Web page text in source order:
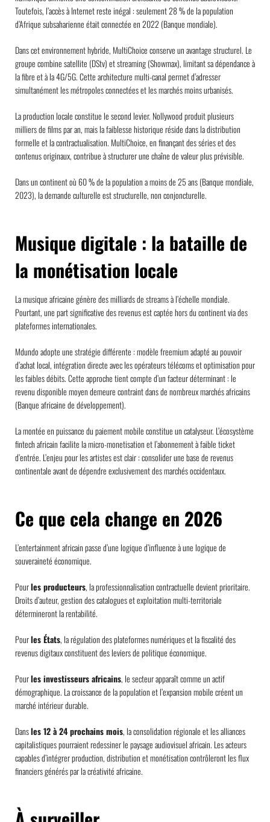
Toutefois, l’accès à Internet reste inégal : seulement 28 % de la population
d’Afrique subsaharienne était connectée en 2022 (Banque mondiale).
Dans cet environnement hybride, MultiChoice conserve un avantage structurel. Le
groupe combine satellite (DStv) et streaming (Showmax), limitant sa dépendance à
la fibre et à la 4G/5G. Cette architecture multi-canal permet d’adresser
simultanément les métropoles connectées et les marchés moins urbanisés.
La production locale constitue le second levier. Nollywood produit plusieurs
milliers de films par an, mais la faiblesse historique réside dans la distribution
formelle et la contractualisation. MultiChoice, en finançant des séries et des
contenus originaux, contribue à structurer une chaîne de valeur plus prévisible.
Dans un continent où 60 % de la population a moins de 25 ans (Banque mondiale,
2023), la demande culturelle est structurelle, non conjoncturelle.
Musique digitale : la bataille de
la monétisation locale
La musique africaine génère des milliards de streams à l’échelle mondiale.
Pourtant, une part significative des revenus est captée hors du continent via des
plateformes internationales.
Mdundo adopte une stratégie différente : modèle freemium adapté au pouvoir
d’achat local, intégration directe avec les opérateurs télécoms et optimisation pour
les faibles débits. Cette approche tient compte d’un facteur déterminant : le
revenu disponible moyen demeure contraint dans de nombreux marchés africains
(Banque africaine de développement).
La montée en puissance du paiement mobile constitue un catalyseur. L’écosystème
fintech africain facilite la micro-monetisation et l’abonnement à faible ticket
d’entrée. L’enjeu pour les artistes est clair : consolider une base de revenus
continentale avant de dépendre exclusivement des marchés occidentaux.
Ce que cela change en 2026
L’entertainment africain passe d’une logique d’influence à une logique de
souveraineté économique.
Pourles producteurs, la professionnalisation contractuelle devient prioritaire.
Droits d’auteur, gestion des catalogues et exploitation multi-territoriale
détermineront la rentabilité.
Pourles États, la régulation des plateformes numériques et la fiscalité des
revenus digitaux constituent des leviers de politique économique.
Pourles investisseurs africains, le secteur apparaît comme un actif
démographique. La croissance de la population et l’expansion mobile créent un
marché intérieur durable.
Dansles 12 à 24 prochains mois, la consolidation régionale et les alliances
capitalistiques pourraient redessiner le paysage audiovisuel africain. Les acteurs
capables d’intégrer production, distribution et monétisation contrôleront les flux
financiers générés par la créativité africaine.